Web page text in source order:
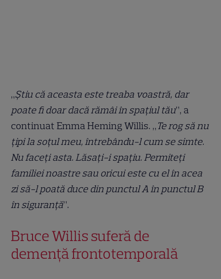
„Ştiu că aceasta este treaba voastră, dar
poate fi doar dacă rămâi în spaţiul tău”, a
continuat Emma Heming Willis. „ Te rog să nu
ţipi la soţul meu, întrebându-l cum se simte.
Nu faceţi asta. Lăsaţi-i spaţiu. Permiteţi
familiei noastre sau oricui este cu el în acea
zi să-l poată duce din punctul A în punctul B
în siguranţă”.
Bruce Willis suferă de
demență frontotemporală